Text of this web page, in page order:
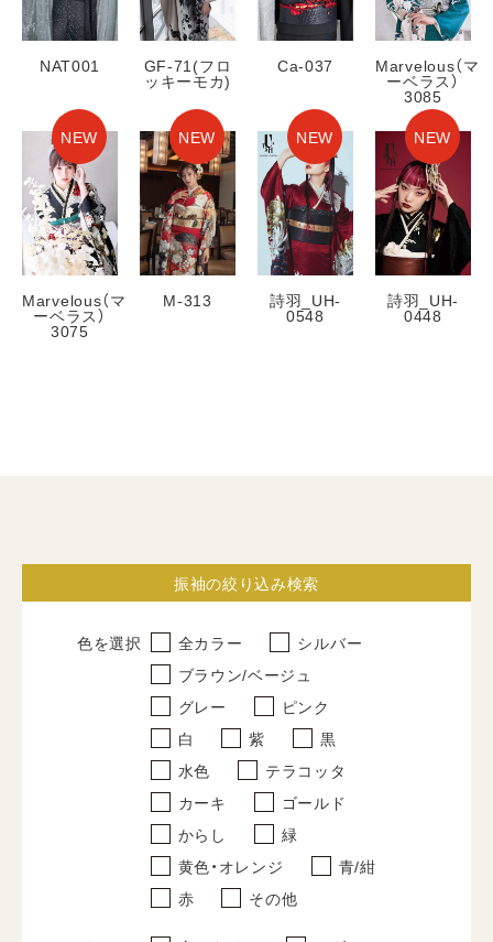
レンタルプラン
写真だけの成人式
卒業式袴
すべて
レンタルプラン
写真だけの卒業式
紋付袴
すべて
NAT001 GF-71(フロ
ッキーモカ)
Ca-037 Marvelous（マ
ーベラス）
3085
NEW
Marvelous（マ
ーベラス）
3075
NEW
M-313
NEW
詩羽_UH-
0548
NEW
詩羽_UH-
0448
振袖の絞り込み検索
色を選択 全カラー
シルバー
ブラウン/ベージュ
グレー
ピンク
白
紫
黒
水色
テラコッタ
カーキ
ゴールド
からし
緑
黄色・オレンジ
青/紺
赤
その他